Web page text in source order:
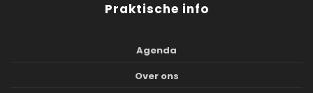
Praktische info
Agenda
Over ons